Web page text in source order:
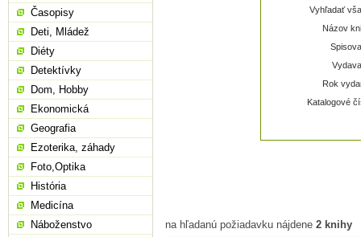
Vyhľadať
Názov
Rok
Katalogové
na hľadanú požiadavku nájdene 2 knihy
Časopisy
Deti, Mládež
Diéty
Detektívky
Dom, Hobby
Ekonomická
Geografia
Ezoterika, záhady
Foto,Optika
História
Medicína
Náboženstvo